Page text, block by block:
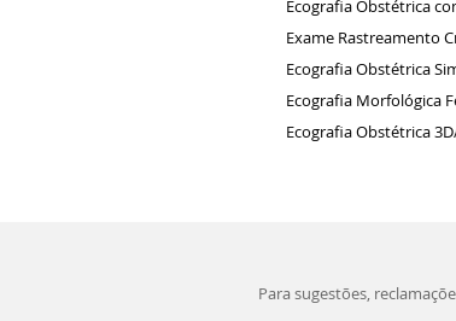
Ecografia Obstétrica
Exame Rastreamento
Ecografia Obstétrica
Ecografia Morfológica
Ecografia Obstétrica
Para sugestões,